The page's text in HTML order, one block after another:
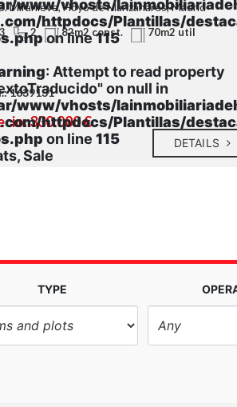
www/vhosts/
httpdocs/Plantillas/
on line115
: Attempt to read property
on null in
www/vhosts/
httpdocs/Plantillas/
on line 115
Sale
Miranieve, Hoyo de Manzanares, Madrid
2 82m2 const. 70m2 util
1639131
330.000 €
DETAILS
TYPE